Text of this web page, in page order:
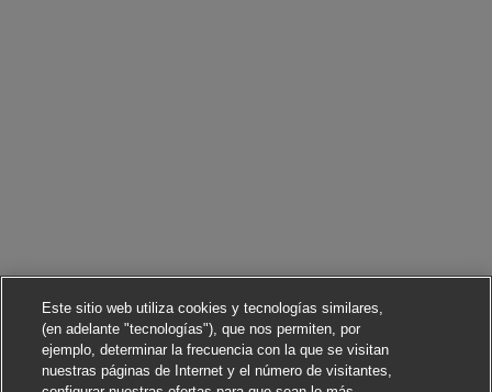
Este sitio web utiliza cookies y tecnologías similares,
(en adelante "tecnologías"), que nos permiten, por
ejemplo, determinar la frecuencia con la que se visitan
nuestras páginas de Internet y el número de visitantes,